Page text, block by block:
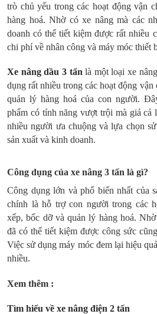
trò chủ yếu trong các hoạt động vận
hàng hoá. Nhờ có xe nâng mà các
doanh có thể tiết kiệm được rất nhiều
chi phí về nhân công và máy móc thiết
Xe nâng dầu 3 tấn là một loại xe
dụng rất nhiều trong các hoạt động vận
quản lý hàng hoá của con người.
phẩm có tính năng vượt trội mà giá cả
nhiều người ưa chuộng và lựa chọn
sản xuất và kinh doanh.
Công dụng của xe nâng 3 tấn là gì?
Công dụng lớn và phổ biến nhất của
chính là hỗ trợ con người trong các
xếp, bốc dỡ và quản lý hàng hoá.
đã có thể tiết kiệm được công sức
Việc sử dụng máy móc đem lại hiệu
nhiều.
Xem thêm :
Tìm hiểu về xe nâng điện 2 tấn